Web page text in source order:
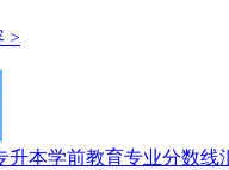
>
升本学前教育专业分数线